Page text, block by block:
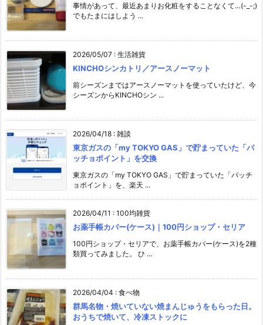
事情があって、最近あまりお化粧をすることなくて…(-_-;)
でもたまにはしよう ...
2026/05/07 : 生活雑貨
KINCHOシンカトリ／アースノーマット
前シーズンまではアースノーマットを使っていたけど、今
シーズンからKINCHOシン ...
2026/04/18 : 雑談
東京ガスの「my TOKYO GAS」で貯まっていた「パ
ッチョポイント」を交換
東京ガスの「my TOKYO GAS」で貯まっていた「パッチ
ョポイント」を、楽天 ...
2026/04/11 : 100均雑貨
お薬手帳カバー(ケース)｜100円ショップ・セリア
100円ショップ・セリアで、お薬手帳カバー(ケース)を2種
類買ってみました。 ひ ...
2026/04/04 : 食べ物
群馬名物・焼いていない焼まんじゅうをもらった日。
おうちで焼いて、冷凍ストックに